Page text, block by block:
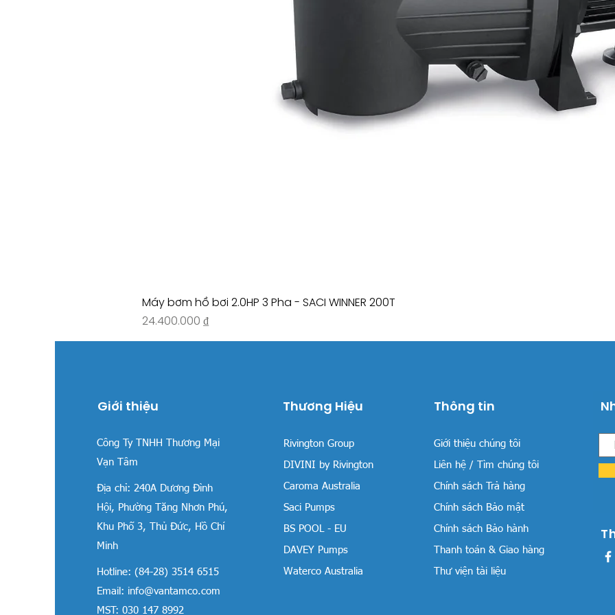
Máy bơm hồ bơi 2.0HP 3 Pha - SACI WINNER 200T
Giá
24.400.000 ₫
Giới thiệu
Công Ty TNHH Thương Mại
Vạn Tâm
Địa chỉ:240A Dương Đình
Hội, Phường Tăng Nhơn Phú,
Khu Phố 3, Thủ Đức, Hồ Chí
Minh
Hotline: (84-28) 3514 6515
Email: info@vantamco.com
MST: 030 147 8992
Thương Hiệu
Rivington Group
DIVINI by Rivington
Caroma Australia
Saci Pumps
BS POOL - EU
DAVEY Pumps
Waterco Australia
Thông tin
Giới thiệu chúng tôi
Liên hệ / Tìm chúng tôi
Chính sách Trả hàng
Chính sách Bảo mật
Chính sách Bảo hành
Thanh toán & Giao hàng
Thư viện tài liệu